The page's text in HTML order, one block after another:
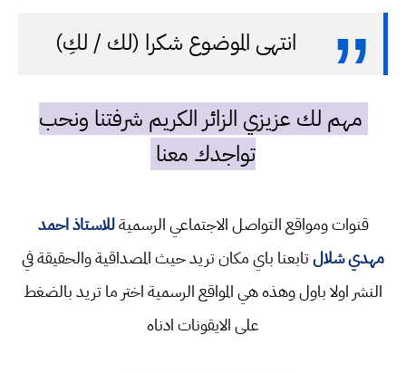
انتهى الموضوع شكرا (لك / لكِ)
مهم لك عزيزي الزائر الكريم شرفتنا ونحب
تواجدك معنا
قنوات ومواقع التواصل الاجتماعي الرسميةللاستاذ احمد
مهدي شلالتابعنا باي مكان تريد حيث المصداقية والحقيقة في
النشر اولا باول وهذه هي المواقع الرسمية اختر ما تريد بالضغط
على الايقونات ادناه